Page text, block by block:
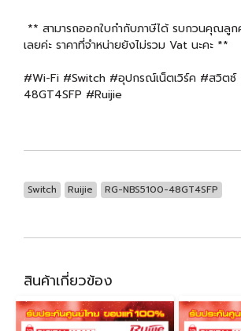
** สามารถออกใบกำกับภาษีได้ รบกวนคุณลูก
เลยค่ะ ราคาที่จำหน่ายยังไม่รวม Vat นะคะ **
#Wi-Fi #Switch #อุปกรณ์เน็ตเวิร์ค #สวิตซ์
48GT4SFP #Ruijie
Switch Ruijie RG-NBS5100-48GT4SFP
สินค้าเกี่ยวข้อง